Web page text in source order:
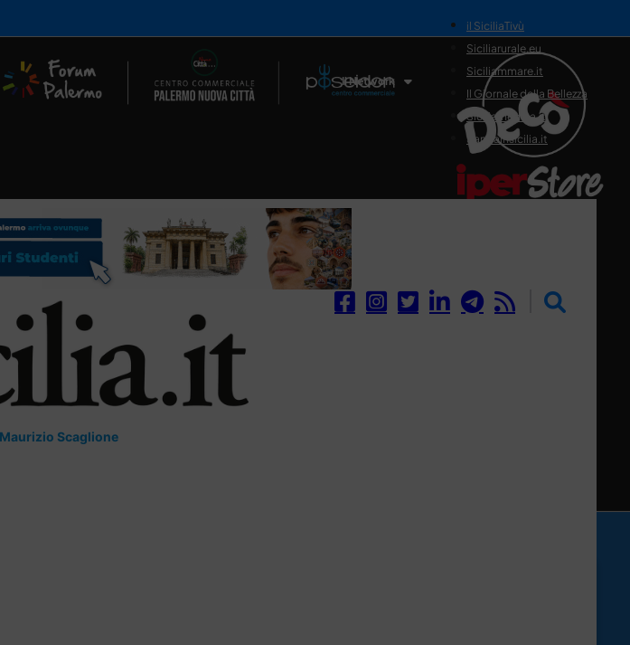
Il Network
il SiciliaTivù
Siciliarurale.eu
Siciliammare.it
Il Giornale della Bellezza
Siciliamedica.it
Sanitainsicilia.it
Scaglione